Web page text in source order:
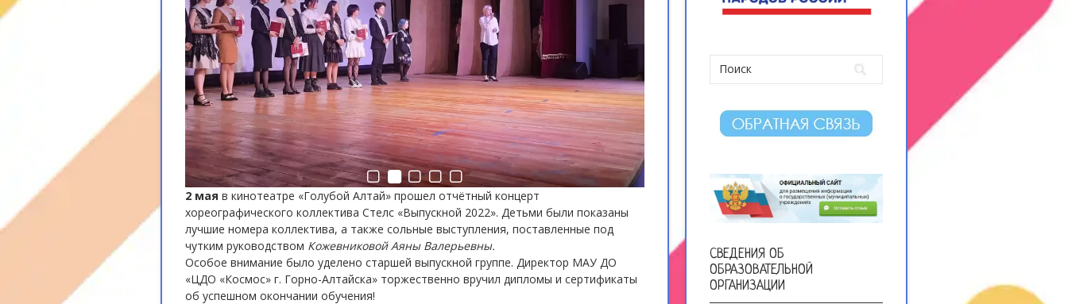
2 мая в кинотеатре «Голубой Алтай» прошел отчётный концерт
хореографического коллектива Стелс «Выпускной 2022». Детьми были показаны
лучшие номера коллектива, а также сольные выступления, поставленные под
чутким руководством Кожевниковой Аяны Валерьевны.
Особое внимание было уделено старшей выпускной группе. Директор МАУ ДО
«ЦДО «Космос» г. Горно-Алтайска» торжественно вручил дипломы и сертификаты
об успешном окончании обучения!
СВЕДЕНИЯ ОБ
ОБРАЗОВАТЕЛЬНОЙ
ОРГАНИЗАЦИИ